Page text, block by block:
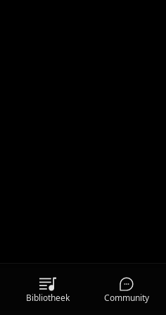
Bibliotheek Community